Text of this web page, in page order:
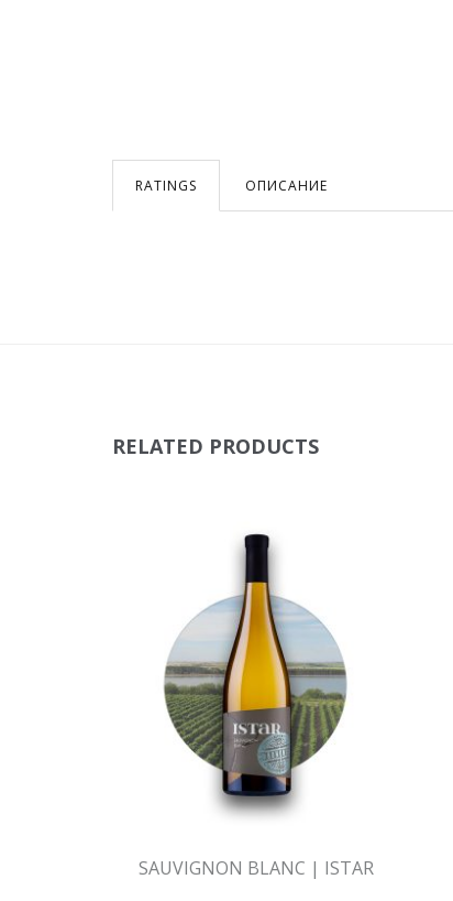
RATINGS ОПИСАНИЕ
RELATED PRODUCTS
SAUVIGNON BLANC | ISTAR